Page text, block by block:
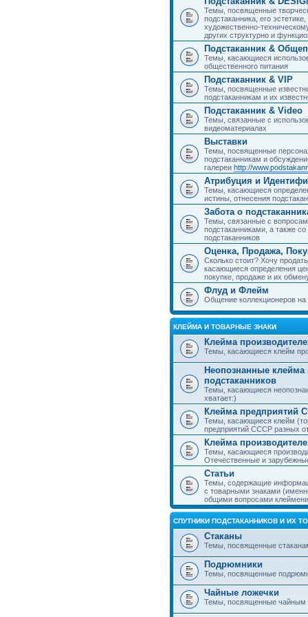
Темы, посвященные
подстаканника, его
художественно-
других структурно и
Подстаканник &
Темы, касающиеся
общественного питания
Подстаканник & VIP
Темы, посвященные
подстаканникам и их
Подстаканник & Video
Темы, связанные с
видеоматериалах
Выставки
Темы, посвященные
подстаканникам и
галереи http://
Атрибуция и
Темы, касающиеся
истины, отнесения
Забота о
Темы, связанные с
подстаканниками, а также
подстаканников
Оценка, Продажа,
Сколько стоит? Хочу
касающиеся определения
покупке, продаже и их
Флуд и Флейм
Общение коллекционеров
КЛЕЙМА И ТОВАРНЫЕ ЗНАКИ
Клейма
Темы, касающиеся клейм
Неопознанные клейма
подстаканников
Темы, касающиеся
хватает:)
Клейма предприятий
Темы, касающиеся клейм
предприятий СССР разных
Клейма
Темы, касающиеся
Отечественные и
Статьи
Темы, содержащие
с товарными знаками
общими вопросами
СПУТНИКИ ПОДСТАКАННИКОВ И ИХ
Стаканы
Темы, посвященные
Подрюмники
Темы, посвященные
Чайные ложечки
Темы, посвященные чайным